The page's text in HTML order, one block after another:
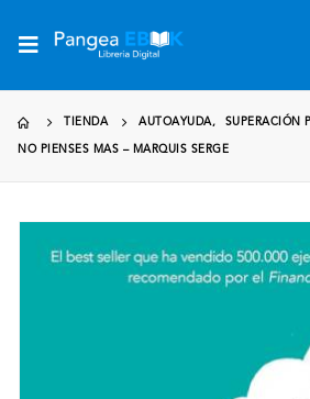
TIENDA AUTOAYUDA, SUPERACIÓN
NO PIENSES MAS – MARQUIS SERGE